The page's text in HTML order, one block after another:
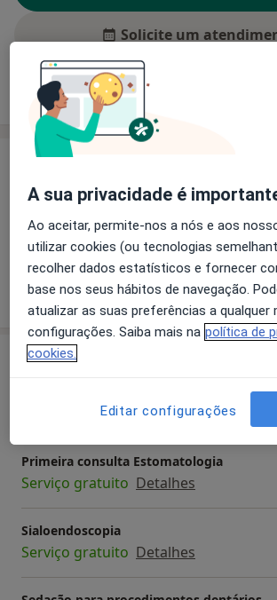
Solicite um
Experiência
Experiência
Pacientes que trato
Crianças
Mostrar maissobre a
Serviços e preços
Serviço gratuito Detalhes
Primeira consulta Estomatologia
Serviço gratuito Detalhes
Sialoendoscopia
Serviço gratuito Detalhes
A sua privacidade é
Ao aceitar, permite-nos a nós e aos
utilizar cookies (ou tecnologias
recolher dados estatísticos e fornecer
base nos seus hábitos de navegação.
atualizar as suas preferências a qualquer
configurações. Saiba mais na política de
cookies.
Editar configurações